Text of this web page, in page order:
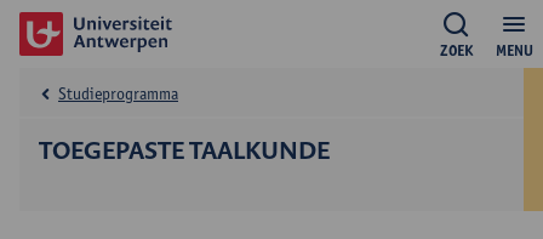
MENU
ZOEK
TOEGEPASTE TAALKUNDE
Studieprogramma